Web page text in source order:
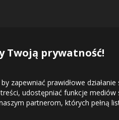
Twoją prywatność!
zapewniać prawidłowe
udostępniać funkcje
partnerom, których pełną